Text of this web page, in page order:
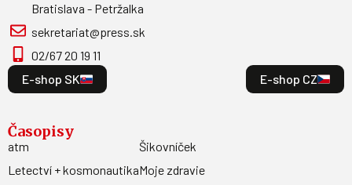
Bratislava - Petržalka
sekretariat@press.sk
02/67 20 19 11
E-shop SK
E-shop CZ
Časopisy
atm
Letectví + kosmonautika
Šikovníček
Moje zdravie